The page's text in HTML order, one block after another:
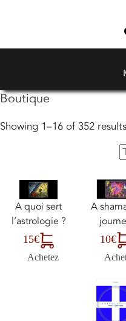
Boutique
Showing 1–16 of 352 results
A quoi sert
l’astrologie ?
15€
Achetez
A
10€